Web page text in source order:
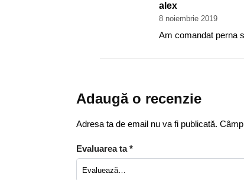
alex
8 noiembrie 2019
Am comandat perna
Adaugă o recenzie
Adresa ta de email nu va fi publicată.
Evaluarea ta*